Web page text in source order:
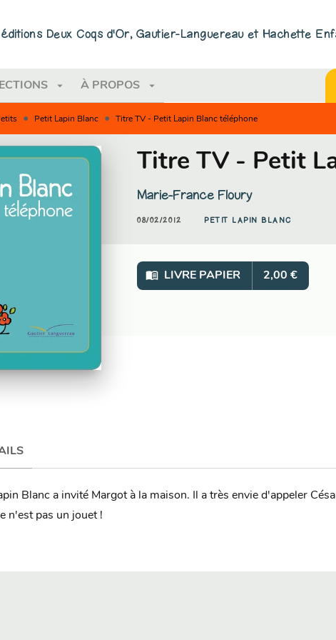
Deux Coqs d'Or, Gautier-Languereau et Hachette
arrow_drop_down À PROPOS arrow_drop_down
• Petit Lapin Blanc • Titre TV - Petit Lapin Blanc téléphone
Titre TV - Petit
Marie-France Floury
08/02/2012 PETIT LAPIN BLANC
menu_book LIVRE PAPIER 2,00 €
Blanc a invité Margot à la maison. Il a très envie d'appeler
n'est pas un jouet !